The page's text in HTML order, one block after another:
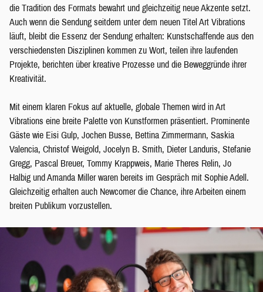
die Tradition des Formats bewahrt und gleichzeitig neue Akzente setzt.
Auch wenn die Sendung seitdem unter dem neuen Titel Art Vibrations
läuft, bleibt die Essenz der Sendung erhalten: Kunstschaffende aus den
verschiedensten Disziplinen kommen zu Wort, teilen ihre laufenden
Projekte, berichten über kreative Prozesse und die Beweggründe ihrer
Kreativität.
Mit einem klaren Fokus auf aktuelle, globale Themen wird in Art
Vibrations eine breite Palette von Kunstformen präsentiert. Prominente
Gäste wie Eisi Gulp, Jochen Busse, Bettina Zimmermann, Saskia
Valencia, Christof Weigold, Jocelyn B. Smith, Dieter Landuris, Stefanie
Gregg, Pascal Breuer, Tommy Krappweis, Marie Theres Relin, Jo
Halbig und Amanda Miller waren bereits im Gespräch mit Sophie Adell.
Gleichzeitig erhalten auch Newcomer die Chance, ihre Arbeiten einem
breiten Publikum vorzustellen.